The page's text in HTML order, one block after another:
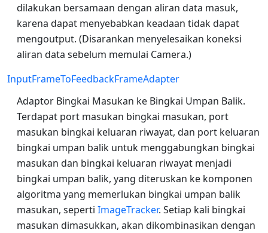
dilakukan bersamaan dengan aliran data masuk,
karena dapat menyebabkan keadaan tidak dapat
mengoutput. (Disarankan menyelesaikan koneksi
aliran data sebelum memulai Camera.)
InputFrameToFeedbackFrameAdapter
Adaptor Bingkai Masukan ke Bingkai Umpan Balik.
Terdapat port masukan bingkai masukan, port
masukan bingkai keluaran riwayat, dan port keluaran
bingkai umpan balik untuk menggabungkan bingkai
masukan dan bingkai keluaran riwayat menjadi
bingkai umpan balik, yang diteruskan ke komponen
algoritma yang memerlukan bingkai umpan balik
masukan, seperti ImageTracker. Setiap kali bingkai
masukan dimasukkan, akan dikombinasikan dengan